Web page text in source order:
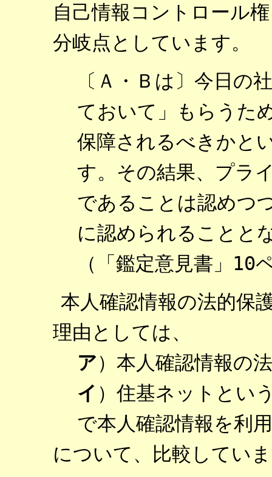
自己情報コントロール
分岐点としています。
〔Ａ・Ｂは〕今日の
ておいて」もらうた
保障されるべきかと
す。その結果、プラ
であることは認めつ
に認められることと
（
「鑑定意見書」10
本人確認情報の法的保
理由としては、
ア）本人確認情報の
イ ）住基ネットとい
で本人確認情報を利
について、比較してい